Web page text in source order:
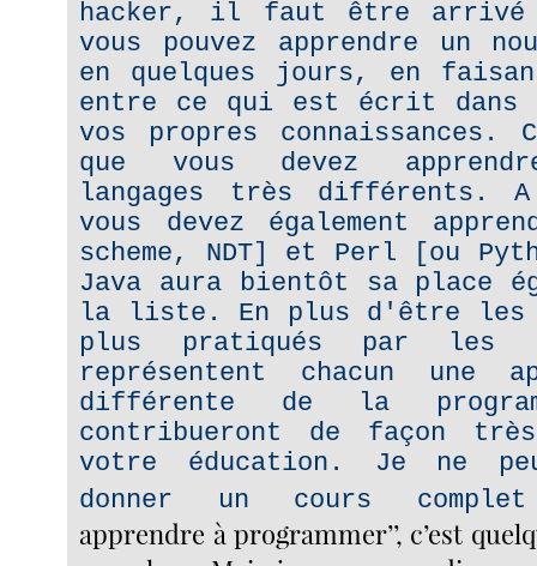
hacker, il faut être arrivé
vous pouvez apprendre un
en quelques jours, en
entre ce qui est écrit dans
vos propres connaissances.
que vous devez
langages très différents.
vous devez également
scheme, NDT] et Perl [ou
Java aura bientôt sa place
la liste. En plus d'être les
plus pratiqués par les
représentent chacun une
différente de la
contribueront de façon
votre éducation. Je ne
donner un cours
apprendre à programmer’’, c’est